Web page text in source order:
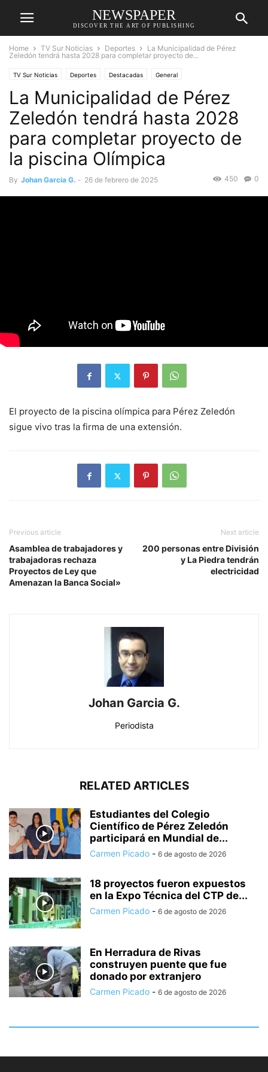
NEWSPAPER
DISCOVER THE ART OF PUBLISHING
Home TV Sur Noticias Deportes
La Municipalidad de Pérez
Zeledón tendrá hasta 2028 para completar proyecto de...
TV Sur Noticias Deportes Destacadas General
La Municipalidad de Pérez
Zeledón tendrá hasta 2028
para completar proyecto de
la piscina Olímpica
By Johan Garcia G. - 26 de febrero de 2025 0
450
El proyecto de la piscina olímpica para Pérez Zeledón
sigue vivo tras la firma de una extensión.
Previous article
Asamblea de trabajadores y
trabajadoras rechaza
Proyectos de Ley que
Amenazan la Banca Social»
Next article
200 personas entre División
y La Piedra tendrán
electricidad
Johan Garcia G.
Periodista
RELATED ARTICLES
Estudiantes del Colegio
Científico de Pérez Zeledón
participará en Mundial de...
Carmen Picado - 6 de agosto de 2026
18 proyectos fueron expuestos
en la Expo Técnica del CTP de...
Carmen Picado - 6 de agosto de 2026
En Herradura de Rivas
construyen puente que fue
donado por extranjero
Carmen Picado - 6 de agosto de 2026